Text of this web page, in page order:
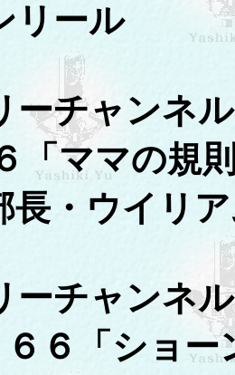
リール
ーチャンネ
ママの規
長・ウイリ
ーチャンネ
「ショー